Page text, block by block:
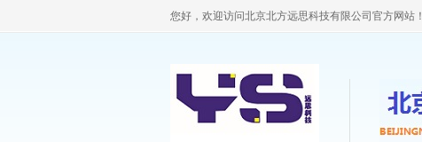
您好，欢迎访问北京北方远思科技有限公司官方网站！